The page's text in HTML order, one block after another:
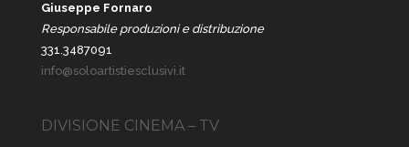
Giuseppe Fornaro
Responsabile produzioni e distribuzione
331.3487091
info@soloartistiesclusivi.it
DIVISIONE CINEMA – TV